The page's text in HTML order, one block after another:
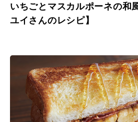
いちごとマスカルポーネの和
ユイさんのレシピ】